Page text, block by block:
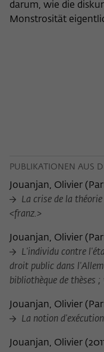
darum, wie die
Monstrosität
PUBLIKATIONEN AUS
Jouanjan, Olivier (
La crise de la
<franz.>
Jouanjan, Olivier (
L'individu contre
droit public dans
bibliothèque de thèses ;
Jouanjan, Olivier (
La notion
Jouanjan, Olivier (